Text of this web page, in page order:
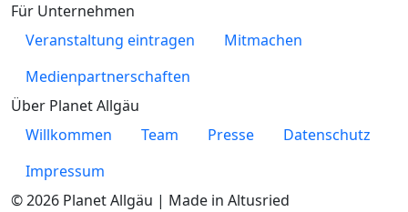
Für Unternehmen
Veranstaltung eintragen
Mitmachen
Medienpartnerschaften
Über Planet Allgäu
Willkommen
Team Presse
Datenschutz
Impressum
© 2026 Planet Allgäu | Made in Altusried